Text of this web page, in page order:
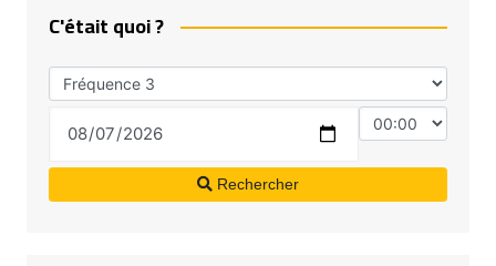
C'était quoi ?
Rechercher